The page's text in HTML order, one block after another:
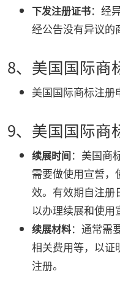
下发注册证书：经
经公告没有异议的
8、美国国际商
美国国际商标注册
9、美国国际商
续展时间：美国商
需要做使用宣誓
效。有效期自注册
以办理续展和使用
续展材料：通常需
相关费用等，以证
注册。